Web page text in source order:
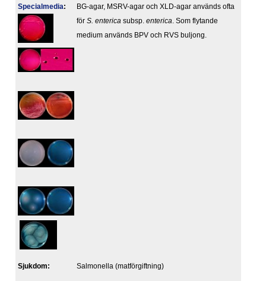
Specialmedia:
BG-agar, MSRV-agar och XLD-agar används ofta
för S. enterica subsp. enterica . Som flytande
medium används BPV och RVS buljong.
Sjukdom: Salmonella (matförgiftning)